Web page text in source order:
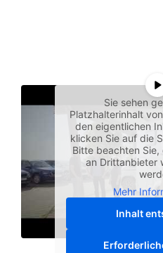
Sie sehen
Platzhalterinhalt von
den eigentlichen
klicken Sie auf die
Bitte beachten
an Drittanbieter
Mehr
Inhalt